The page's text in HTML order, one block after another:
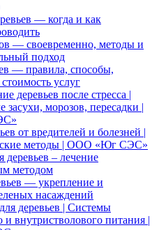
— когда и как
— своевременно, методы и
подход
— правила, способы,
услуг
деревьев после стресса |
морозов, пересадки |
от вредителей и болезней |
методы | ООО «Юг СЭС»
– лечение
методом
— укрепление и
насаждений
деревьев | Системы
и внутристволового питания |